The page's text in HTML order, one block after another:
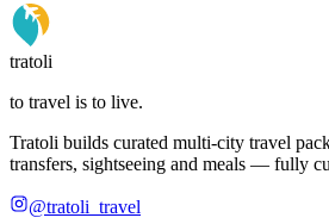
tratoli
to travel is to live.
Tratoli builds curated multi-city travel
transfers, sightseeing and meals — fully
@tratoli_travel